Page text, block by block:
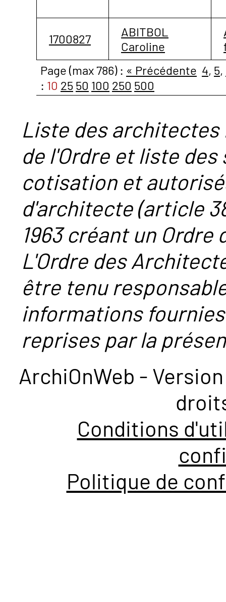
1700827
ABITBOL
Caroline
Page (max 786) : « Précédente 4, 5,
: 10 25 50 100 250 500
Liste des
de l'Ordre et liste
cotisation et
d'architecte (article
1963 créant un
L'Ordre des
être tenu
informations
reprises par la
ArchiOnWeb -
Conditions
Politique de